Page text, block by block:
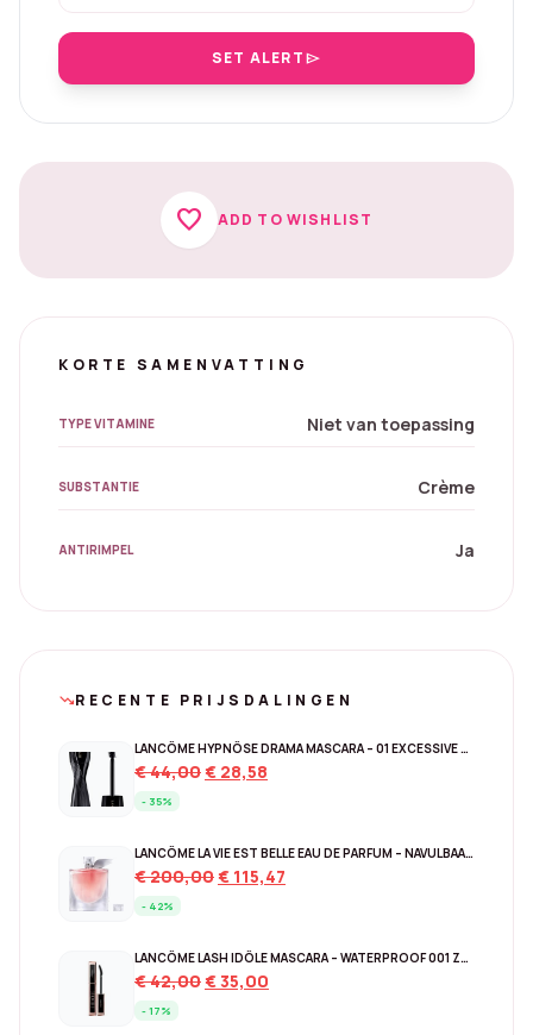
SET ALERTsend
favorite ADD TO WISHLIST
KORTE SAMENVATTING
TYPE VITAMINE Niet van toepassing
SUBSTANTIE Crème
ANTIRIMPEL Ja
trending_downRECENTE PRIJSDALINGEN
LANCÔME HYPNÔSE DRAMA MASCARA – 01 EXCESSIVE BLACK
€44,00Original
€ 28,58
- 35%
LANCÔME LA VIE EST BELLE EAU DE PARFUM – NAVULBAAR 150 ML
€200,00Original
€ 200,00.
€ 115,47
- 42%
LANCÔME LASH IDÔLE MASCARA – WATERPROOF 001 ZWART
€42,00Original
€35,00
- 17%